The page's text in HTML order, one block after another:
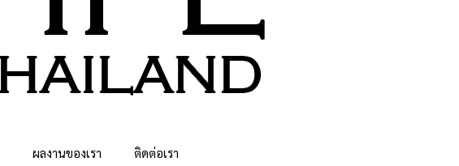
ผลงานของเรา ติดต่อเรา